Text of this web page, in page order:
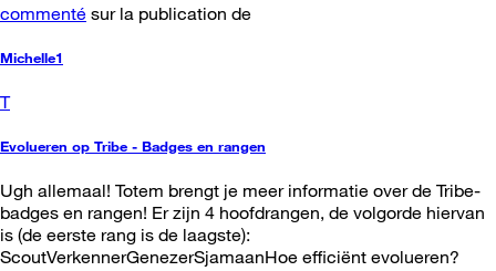
commenté sur la publication de
Michelle1
T
Evolueren op Tribe - Badges en rangen
Ugh allemaal! Totem brengt je meer informatie over de Tribe-
badges en rangen! Er zijn 4 hoofdrangen, de volgorde hiervan
is (de eerste rang is de laagste):
ScoutVerkennerGenezerSjamaanHoe efficiënt evolueren?